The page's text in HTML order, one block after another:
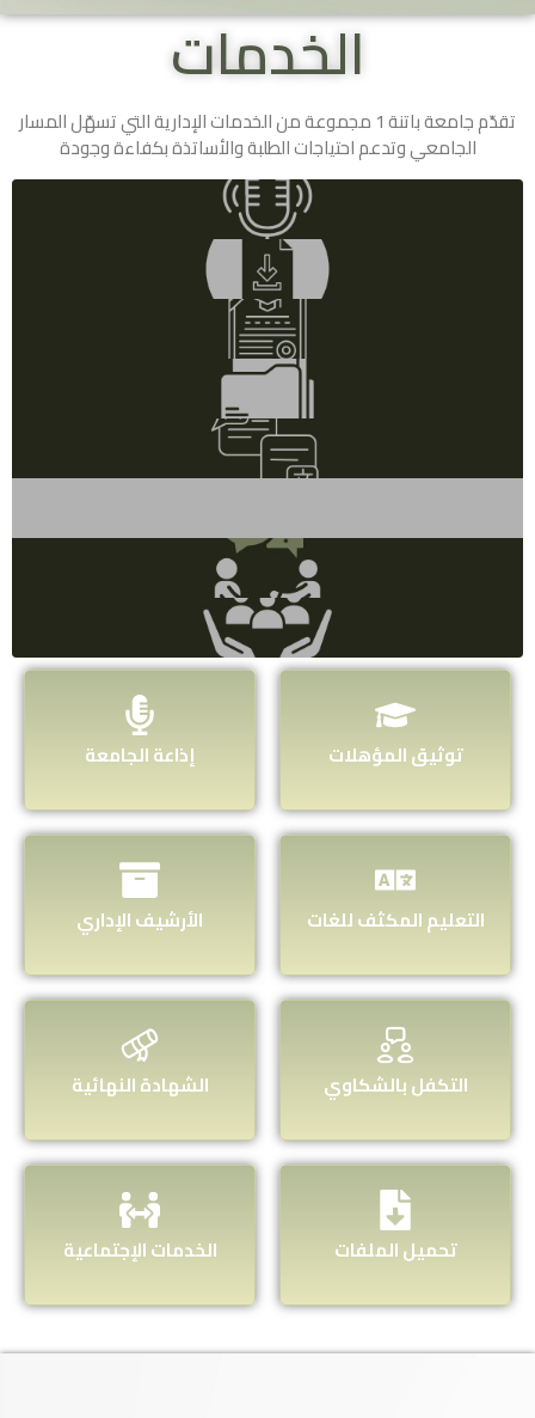
الخدمات
تقدّم جامعة باتنة 1 مجموعة من الخدمات الإدارية التي تسهّل المسار
الجامعي وتدعم احتياجات الطلبة والأساتذة بكفاءة وجودة
إذاعة الجامعة توثيق المؤهلات
الأرشيف الإداري التعليم المكثف للغات
الشهادة النهائية التكفل بالشكاوي
الخدمات الإجتماعية تحميل الملفات